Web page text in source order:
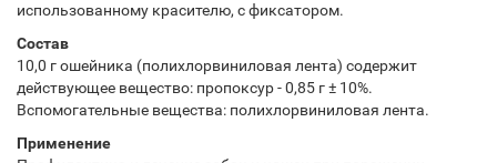
использованному красителю, с фиксатором.
Состав
10,0 г ошейника (полихлорвиниловая лента) содержит
действующее вещество: пропоксур - 0,85 г ± 10%.
Вспомогательные вещества: полихлорвиниловая лента.
Применение